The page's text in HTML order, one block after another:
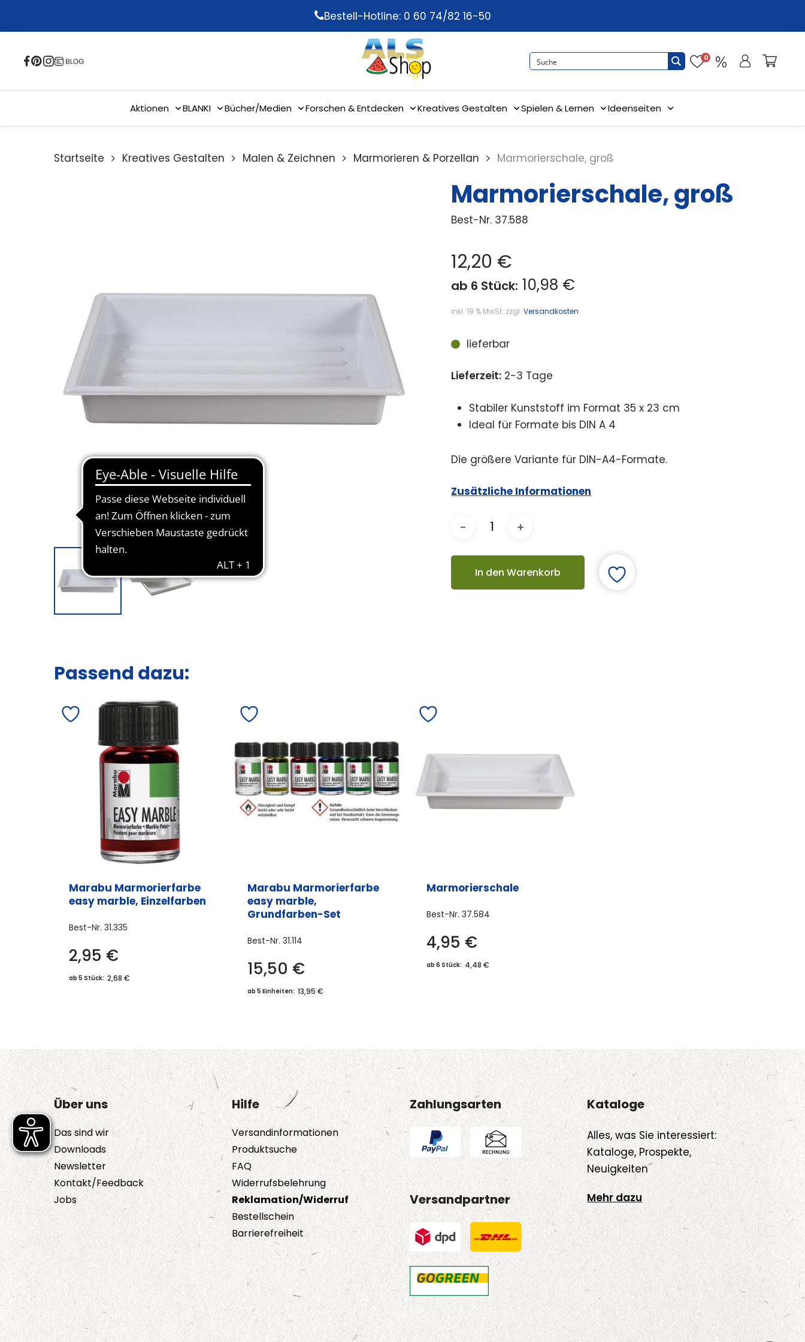
content
Bestell-Hotline: 0 60 74/82 16-50
0
Aktionen BLANKI Bücher/Medien Forschen & Entdecken Kreatives Gestalten Spielen & Lernen Ideenseiten
Startseite Kreatives Gestalten Malen & Zeichnen Marmorieren & Porzellan Marmorierschale, groß
Marmorierschale, groß
Best-Nr. 37.588
12,20 €
ab 6 Stück: 10,98 €
inkl. 19 % MwSt. zzgl.Versandkosten
lieferbar
Lieferzeit: 2-3 Tage
Stabiler Kunststoff im Format 35 x 23 cm
Ideal für Formate bis DIN A 4
Die größere Variante für DIN-A4-Formate.
Zusätzliche Informationen
In den Warenkorb
Passend dazu:
Marabu Marmorierfarbe
easy marble, Einzelfarben
Best-Nr. 31.335
2,95 €
ab 5 Stück: 2,68 €
Optionen
auf
der
Produktseite
gewählt
Marabu Marmorierfarbe
easy marble,
Grundfarben-Set
Best-Nr.31.114
15,50 €
ab 5 Einheiten: 13,95 €
Marmorierschale
Best-Nr. 37.584
4,95 €
ab 6 Stück: 4,48 €
Über uns
Das sind wir
Downloads
Newsletter
Kontakt/Feedback
Jobs
Hilfe
Versandinformationen
Produktsuche
FAQ
Widerrufsbelehrung
Reklamation/Widerruf
Bestellschein
Barrierefreiheit
Zahlungsarten
Versandpartner
Kataloge
Alles, was Sie interessiert:
Kataloge, Prospekte,
Neuigkeiten
Mehr dazu